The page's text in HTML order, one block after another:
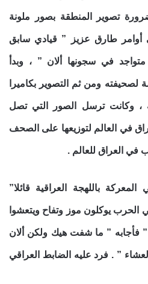
تصوير المنطقة بصور ملونة
أوامر طارق عزيز ” قيادي سابق
في سجونها ألان ” ، وبدأ
لصحيفته ومن ثم التصوير بكاميرا
، وكانت ترسل الصور التي تصل
في العالم لتوزيعها على الصحف
في العراق للعالم .
باللهجة العراقية قائلا”
يوكلون موز وتفاح ويتعشوا
فأجابه ” ما شفت هيك ولكن ألان
” . فرد عليه الضابط العراقي